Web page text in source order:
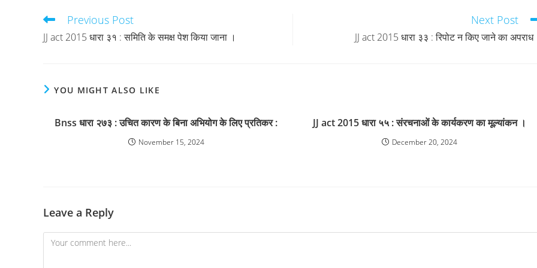
Read
articles
Previous Post
JJ act 2015 धारा ३१ : समिति के समक्ष पेश किया जाना ।
Next Post
JJ act 2015 धारा ३३ : रिपोट न किए जाने का
YOU MIGHT ALSO LIKE
Bnss धारा २७३ : उचित कारण के बिना अभियोग के लिए प्रतिकर :
November 15, 2024
JJ act 2015 धारा ५५ : संरचनाओं के कार्यकरण का मूल्यांकन ।
December 20, 2024
Leave a Reply
Comment